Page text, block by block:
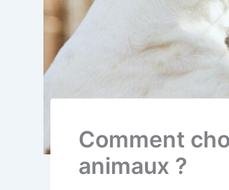
Comment
animaux ?